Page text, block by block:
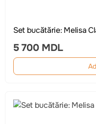
Set bucătărie: Melisa
5 700 MDL